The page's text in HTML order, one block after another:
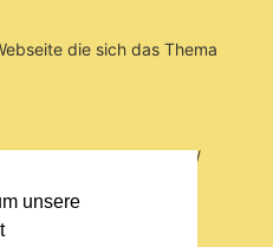
unsere
die sich das Thema
/Fundstücke und